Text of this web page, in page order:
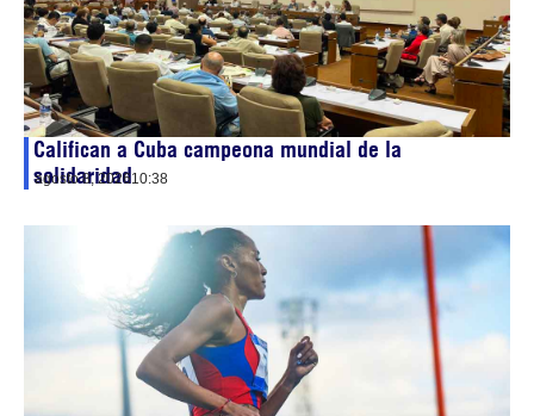
Califican a Cuba campeona mundial de la
solidaridad
agosto 8, 202610:38